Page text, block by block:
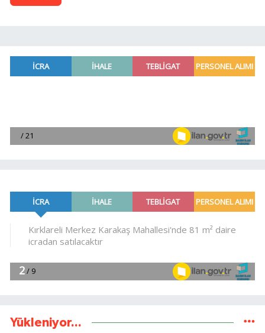
Yükleniyor...